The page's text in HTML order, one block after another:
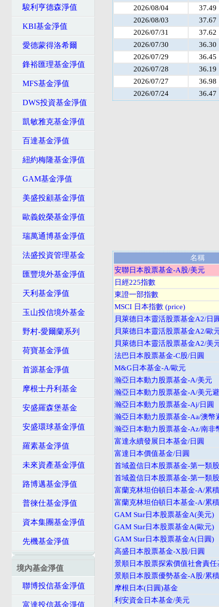
駿利亨德森淨值
KBI基金淨值
愛德蒙得洛希爾
鋒裕匯理基金淨值
MFS基金淨值
DWS投資基金淨值
凱敏雅克基金淨值
百達基金淨值
紐約梅隆基金淨值
GAM基金淨值
美盛投顧基金淨值
歐義銳榮基金淨值
瑞萬通博基金淨值
法盛投資管理基金
匯豐境外基金淨值
天利基金淨值
玉山投信境外基金
野村-愛爾蘭系列
荷寶基金淨值
首源基金淨值
摩根士丹利基金
安盛羅森堡基金
安盛環球基金淨值
羅素基金淨值
未來資產基金淨值
路博邁基金淨值
普徠仕基金淨值
資本集團基金淨值
先機基金淨值
境內基金淨值
聯博投信基金淨值
富達投信基金淨值
2026/08/04
37.49
2026/08/03
37.67
2026/07/31
37.62
2026/07/30
36.30
2026/07/29
36.45
2026/07/28
36.19
2026/07/27
36.98
2026/07/24
36.47
名稱
安聯日本股票基金-A股/美元
日經225指數
東證一部指數
MSCI 日本指數 (price)
貝萊德日本靈活股票基金A2/日
貝萊德日本靈活股票基金A2/歐
貝萊德日本靈活股票基金A2/美
法巴日本股票基金-C股/日圓
M&G日本基金-A/歐元
瀚亞日本動力股票基金-A/美元
瀚亞日本動力股票基金-A/美元
瀚亞日本動力股票基金-Aj/日圓
瀚亞日本動力股票基金-Aa/澳幣
瀚亞日本動力股票基金-Az/南非
富達永續發展日本基金/日圓
富達日本價值基金/日圓
首域盈信日本股票基金-第一類
首域盈信日本股票基金-第一類
富蘭克林坦伯頓日本基金-A/累
富蘭克林坦伯頓日本基金-A/累
GAM Star日本股票基金A(美元)
GAM Star日本股票基金A(歐元)
GAM Star日本股票基金A(日圓)
高盛日本股票基金-X股/日圓
景順日本股票探索價值社會責
景順日本股票優勢基金-A股/累
摩根日本(日圓)基金
利安資金日本基金/美元